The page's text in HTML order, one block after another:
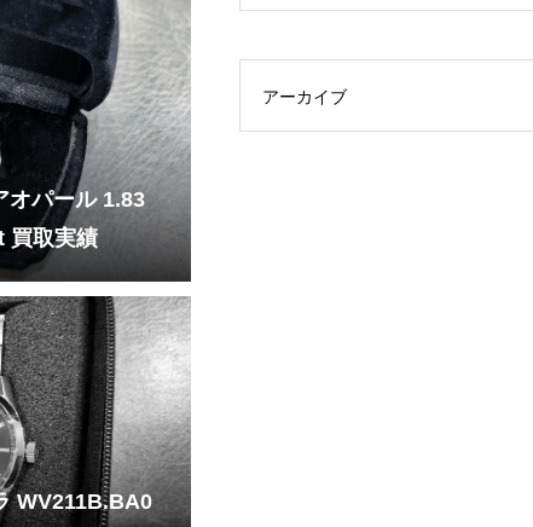
オパール 1.83
買取実績
WV211B.BA0
アーカイブ